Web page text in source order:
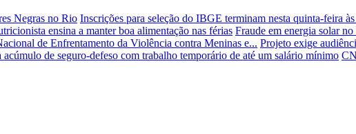
Negras no Rio Inscrições para seleção do IBGE terminam nesta quinta-feira
ensina a manter boa alimentação nas férias Fraude em energia solar
de Enfrentamento da Violência contra Meninas e... Projeto exige
acúmulo de seguro-defeso com trabalho temporário de até um salário mínimo